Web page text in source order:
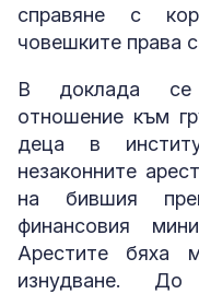
справяне с
човешките права
В доклада се
отношение към
деца в
незаконните
на бившия
финансовия
Арестите бяха
изнудване.